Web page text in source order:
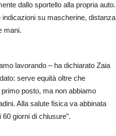
dallo sportello alla propria auto.
su mascherine, distanza
mani.
lavorando – ha dichiarato Zaia
serve equità oltre che
posto, ma non abbiamo
Alla salute fisica va abbinata
giorni di chiusure”.